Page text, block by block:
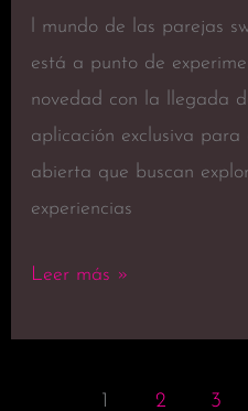
l mundo de las parejas
está a punto de
novedad con la llegada
aplicación exclusiva
abierta que buscan
experiencias
Leer más »
1 2 3